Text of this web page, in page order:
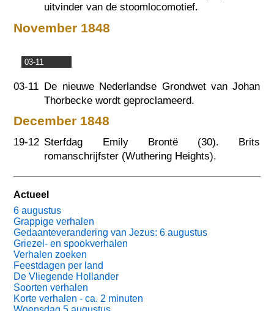
uitvinder van de stoomlocomotief.
November 1848
03-11
03-11 De nieuwe Nederlandse Grondwet van Johan
Thorbecke wordt geproclameerd.
December 1848
19-12 Sterfdag Emily Brontë (30). Brits
romanschrijfster (Wuthering Heights).
Actueel
6 augustus
Grappige verhalen
Gedaanteverandering van Jezus: 6 augustus
Griezel- en spookverhalen
Verhalen zoeken
Feestdagen per land
De Vliegende Hollander
Soorten verhalen
Korte verhalen - ca. 2 minuten